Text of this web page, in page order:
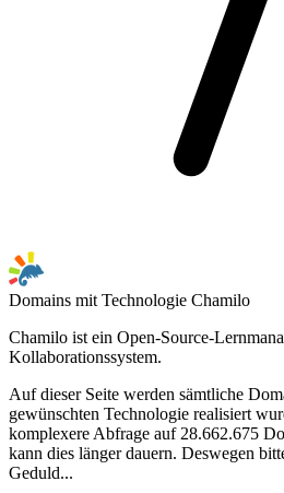
Domains mit Technologie Chamilo
Chamilo ist ein Open-Source-
Kollaborationssystem.
Auf dieser Seite werden sämtliche
gewünschten Technologie realisiert
komplexere Abfrage auf 28.662.675
kann dies länger dauern. Deswegen
Geduld...